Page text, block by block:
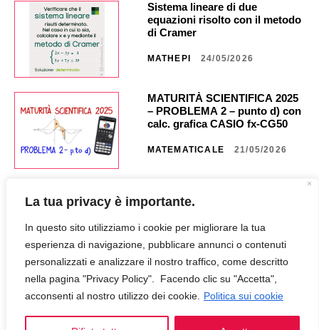
La tua privacy è importante.
In questo sito utilizziamo i cookie per migliorare la tua
esperienza di navigazione, pubblicare annunci o contenuti
personalizzati e analizzare il nostro traffico, come descritto
nella pagina "Privacy Policy". Facendo clic su "Accetta",
acconsenti al nostro utilizzo dei cookie.
Politica sui cookie
Sistema lineare di due
equazioni risolto con il metodo
di Cramer
MATHEPI 24/05/2026
MATURITÀ SCIENTIFICA 2025
– PROBLEMA 2 – punto d) con
calc. grafica CASIO fx-CG50 _
MATEMATICALE 21/05/2026
– PROBLEMA 2 – punto c) con
NA35 _ CG849
MATEMATICALE 18/05/2026
MATURITÀ SCIENTIFICA 2025
– PROBLEMA 2 – punto b) con
NA30 _ CG847